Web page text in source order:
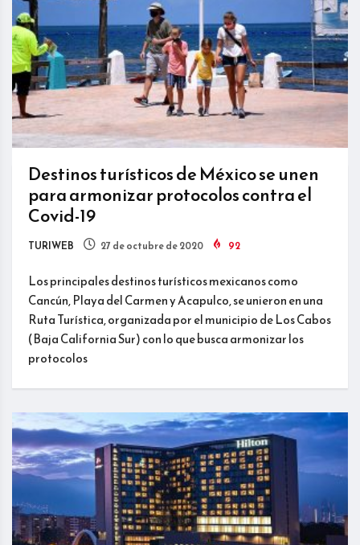
Destinos turísticos de México se unen
para armonizar protocolos contra el
Covid-19
TURIWEB 27 de octubre de 2020 92
Los principales destinos turísticos mexicanos como
Cancún, Playa del Carmen y Acapulco, se unieron en una
Ruta Turística, organizada por el municipio de Los Cabos
(Baja California Sur) con lo que busca armonizar los
protocolos